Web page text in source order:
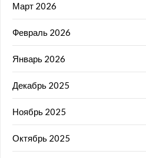
Март 2026
Февраль 2026
Январь 2026
Декабрь 2025
Ноябрь 2025
Октябрь 2025